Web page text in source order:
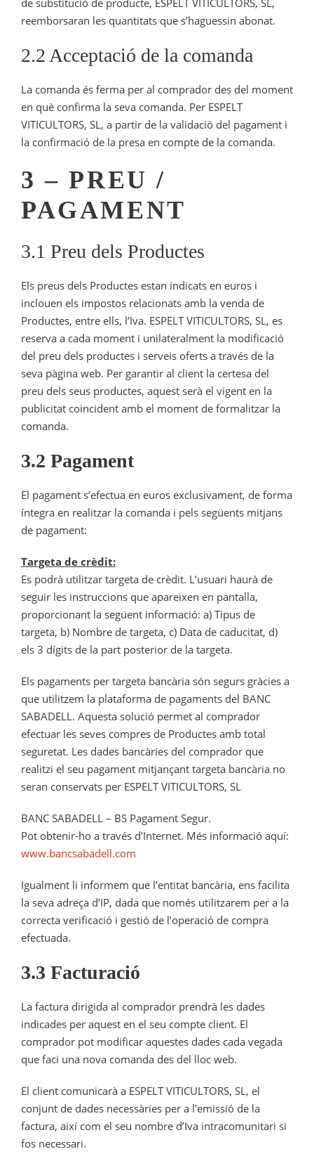
de substitució de producte, ESPELT VITICULTORS, SL,
reemborsaran les quantitats que s’haguessin abonat.
2.2 Acceptació de la comanda
La comanda és ferma per al comprador des del moment
en què confirma la seva comanda. Per ESPELT
VITICULTORS, SL, a partir de la validació del pagament i
la confirmació de la presa en compte de la comanda.
3 – PREU /
PAGAMENT
3.1 Preu dels Productes
Els preus dels Productes estan indicats en euros i
inclouen els impostos relacionats amb la venda de
Productes, entre ells, l’Iva. ESPELT VITICULTORS, SL, es
reserva a cada moment i unilateralment la modificació
del preu dels productes i serveis oferts a través de la
seva pàgina web. Per garantir al client la certesa del
preu dels seus productes, aquest serà el vigent en la
publicitat coincident amb el moment de formalitzar la
comanda.
3.2 Pagament
El pagament s’efectua en euros exclusivament, de forma
íntegra en realitzar la comanda i pels següents mitjans
de pagament:
Targeta de crèdit:
Es podrà utilitzar targeta de crèdit. L’usuari haurà de
seguir les instruccions que apareixen en pantalla,
proporcionant la següent informació: a) Tipus de
targeta, b) Nombre de targeta, c) Data de caducitat, d)
els 3 dígits de la part posterior de la targeta.
Els pagaments per targeta bancària són segurs gràcies a
que utilitzem la plataforma de pagaments del BANC
SABADELL. Aquesta solució permet al comprador
efectuar les seves compres de Productes amb total
seguretat. Les dades bancàries del comprador que
realitzi el seu pagament mitjançant targeta bancària no
seran conservats per ESPELT VITICULTORS, SL
BANC SABADELL – BS Pagament Segur.
Pot obtenir-ho a través d’Internet. Més informació aquí:
www.bancsabadell.com
Igualment li informem que l’entitat bancària, ens facilita
la seva adreça d’IP, dada que només utilitzarem per a la
correcta verificació i gestió de l’operació de compra
efectuada.
3.3 Facturació
La factura dirigida al comprador prendrà les dades
indicades per aquest en el seu compte client. El
comprador pot modificar aquestes dades cada vegada
que faci una nova comanda des del lloc web.
El client comunicarà a ESPELT VITICULTORS, SL, el
conjunt de dades necessàries per a l’emissió de la
factura, així com el seu nombre d’Iva intracomunitari si
fos necessari.